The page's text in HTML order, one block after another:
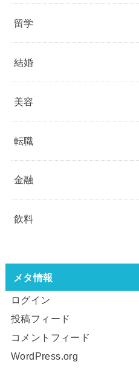
留学
結婚
美容
転職
金融
飲料
メタ情報
ログイン
投稿フィード
コメントフィード
WordPress.org